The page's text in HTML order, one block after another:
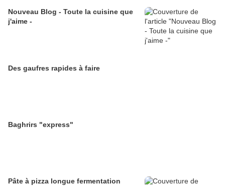
Nouveau Blog - Toute la cuisine que
j'aime -
Des gaufres rapides à faire
Baghrirs "express"
Pâte à pizza longue fermentation